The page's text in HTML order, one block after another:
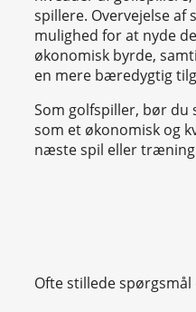
spillere. Overvejelse af
mulighed for at nyde
økonomisk byrde,
en mere bæredygtig
Som golfspiller, bør du
som et økonomisk og
næste spil eller
Ofte stillede